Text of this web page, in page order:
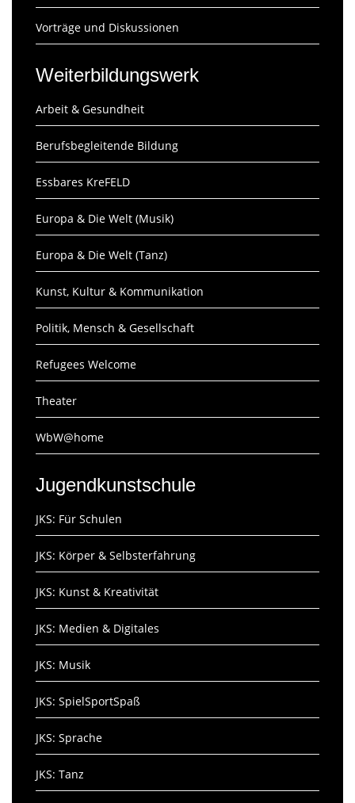
Vorträge und Diskussionen
Weiterbildungswerk
Arbeit & Gesundheit
Berufsbegleitende Bildung
Essbares KreFELD
Europa & Die Welt (Musik)
Europa & Die Welt (Tanz)
Kunst, Kultur & Kommunikation
Politik, Mensch & Gesellschaft
Refugees Welcome
Theater
WbW@home
Jugendkunstschule
JKS: Für Schulen
JKS: Körper & Selbsterfahrung
JKS: Kunst & Kreativität
JKS: Medien & Digitales
JKS: Musik
JKS: SpielSportSpaß
JKS: Sprache
JKS: Tanz